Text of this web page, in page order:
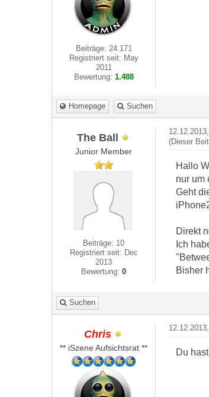
Beiträge: 24.171
Registriert seit: May
2011
Bewertung: 1.488
Homepage Suchen
The Ball
Junior Member
Beiträge: 10
Registriert seit: Dec
2013
Bewertung:0
(Dieser
Hallo
nur um
Geht
Direkt
Ich
Bisher
Suchen
Chris
** iSzene Aufsichtsrat ** Du